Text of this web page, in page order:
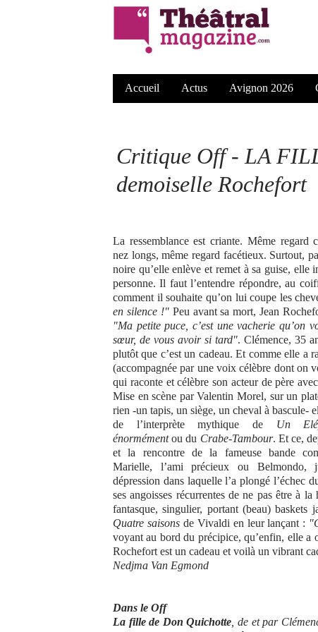
Accueil Actus Avignon 2026
Critique Off - LA
demoiselle Rochefort
La ressemblance est criante. Même regard
nez longs, même regard facétieux. Surtout,
noire qu’elle enlève et remet à sa guise, elle
personne. Il faut l’entendre répondre, au
comment il souhaite qu’on lui coupe les
en silence !" Peu avant sa mort, Jean
"Ma petite puce, c’est une vacherie qu’on
sœur, de vous avoir si tard". Clémence, 35
plutôt que c’est un cadeau. Et comme elle a
(accompagnée par une voix célèbre dont on
qui raconte et célèbre son acteur de père
Mise en scène par Valentin Morel, sur un
rien -un tapis, un siège, un cheval à bascule-
de l’interprète mythique de Un
énormémentou du Crabe-Tambour. Et ce,
et la rencontre de la fameuse bande
Marielle, l’ami précieux ou Belmondo,
dépression dans laquelle l’a plongé l’échec
ses angoisses récurrentes de ne pas être à
fantasque, singulier, portant (beau)
Quatre saisonsde Vivaldi en leur lançant :
voyant au bord du précipice, qu’enfin, elle a
Rochefort est un cadeau et voilà un vibrant
Nedjma Van Egmond
Dans le Off
La fille de Don Quichotte , de et par